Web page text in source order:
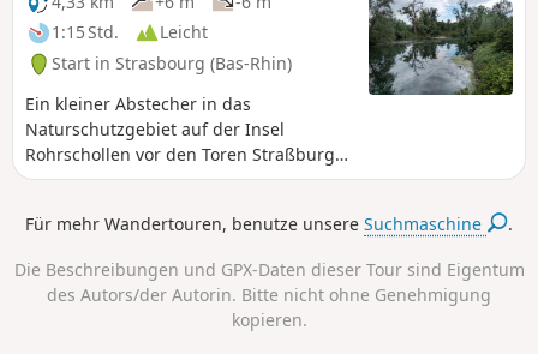
schließlich lokale Sehenswürdigkeiten, wie Angelteiche, die
früher für die Hanfverarbeitung genutzt wurden.
1:15 Std.
Leicht
Start in Strasbourg (Bas-Rhin)
Ein kleiner Abstecher in das
Naturschutzgebiet auf der Insel
Rohrschollen vor den Toren Straßburgs.
Ein wenig bekannter Ausflug voller
Hunde im Naturschutzgebiet
sie an der Leine geführt werden. (5) Juni
2021: Die Stadt Straßburg hat 5
rustikale Kühe der Rasse Highland
Für mehr Wandertouren, benutze unsereSuchmaschine .
Die Beschreibungen und GPX-Daten dieser Tour sind Eigentum
des Autors/der Autorin. Bitte nicht ohne Genehmigung
kopieren.